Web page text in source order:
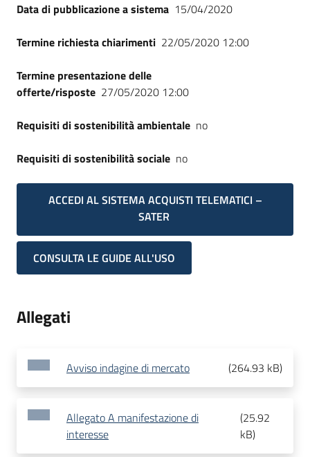
Data di pubblicazione a sistema 15/04/2020
Termine richiesta chiarimenti 22/05/2020 12:00
Termine presentazione delle
offerte/risposte 27/05/2020 12:00
Requisiti di sostenibilità ambientale no
Requisiti di sostenibilità sociale no
ACCEDI AL SISTEMA ACQUISTI TELEMATICI –
SATER
CONSULTA LE GUIDE ALL'USO
Allegati
Avviso indagine di mercato (264.93 kB)
Allegato A manifestazione di
interesse
(25.92
kB)